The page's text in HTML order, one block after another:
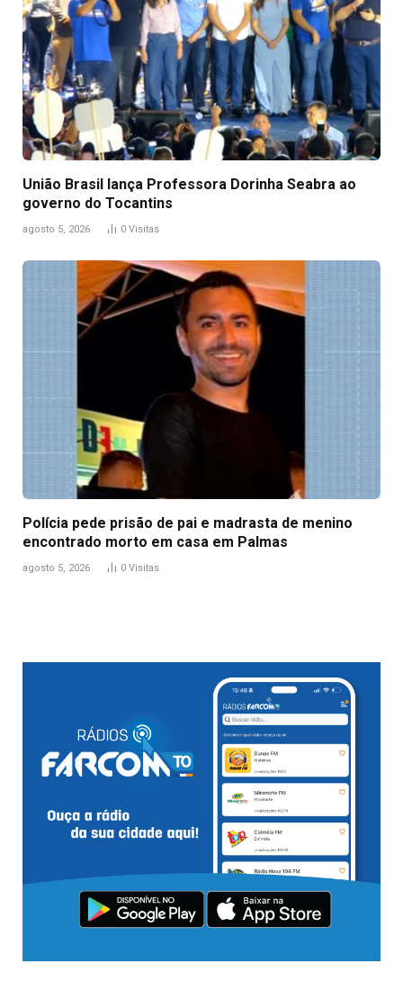
União Brasil lança Professora Dorinha Seabra ao
governo do Tocantins
agosto 5, 2026 0 Visitas
Polícia pede prisão de pai e madrasta de menino
encontrado morto em casa em Palmas
agosto 5, 2026 0 Visitas